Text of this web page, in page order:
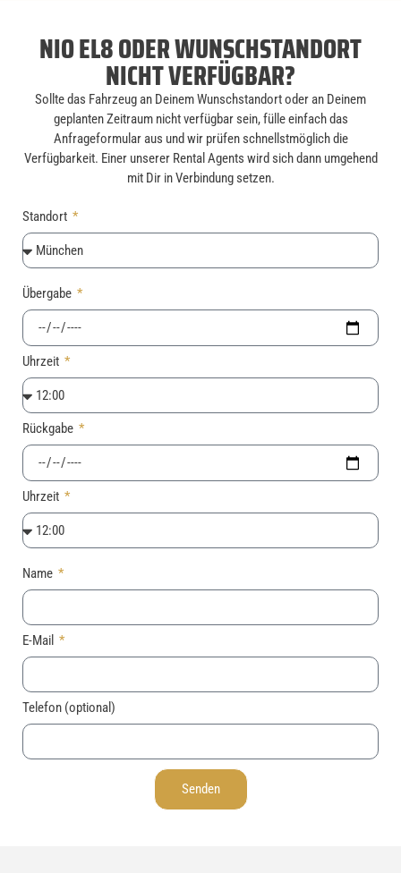
NIO EL8 ODER WUNSCHSTANDORT
NICHT VERFÜGBAR?
Sollte das Fahrzeug an Deinem Wunschstandort oder an Deinem
geplanten Zeitraum nicht verfügbar sein, fülle einfach das
Anfrageformular aus und wir prüfen schnellstmöglich die
Verfügbarkeit. Einer unserer Rental Agents wird sich dann umgehend
mit Dir in Verbindung setzen.
Standort
Übergabe
Uhrzeit
Rückgabe
Uhrzeit
Name
E-Mail
Telefon (optional)
Senden